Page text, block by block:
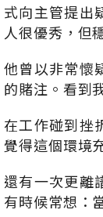
式向主管提出
人很優秀，但
他曾以非常懷
的賭注。看到
在工作碰到挫
覺得這個環境
還有一次更離
有時候常想：